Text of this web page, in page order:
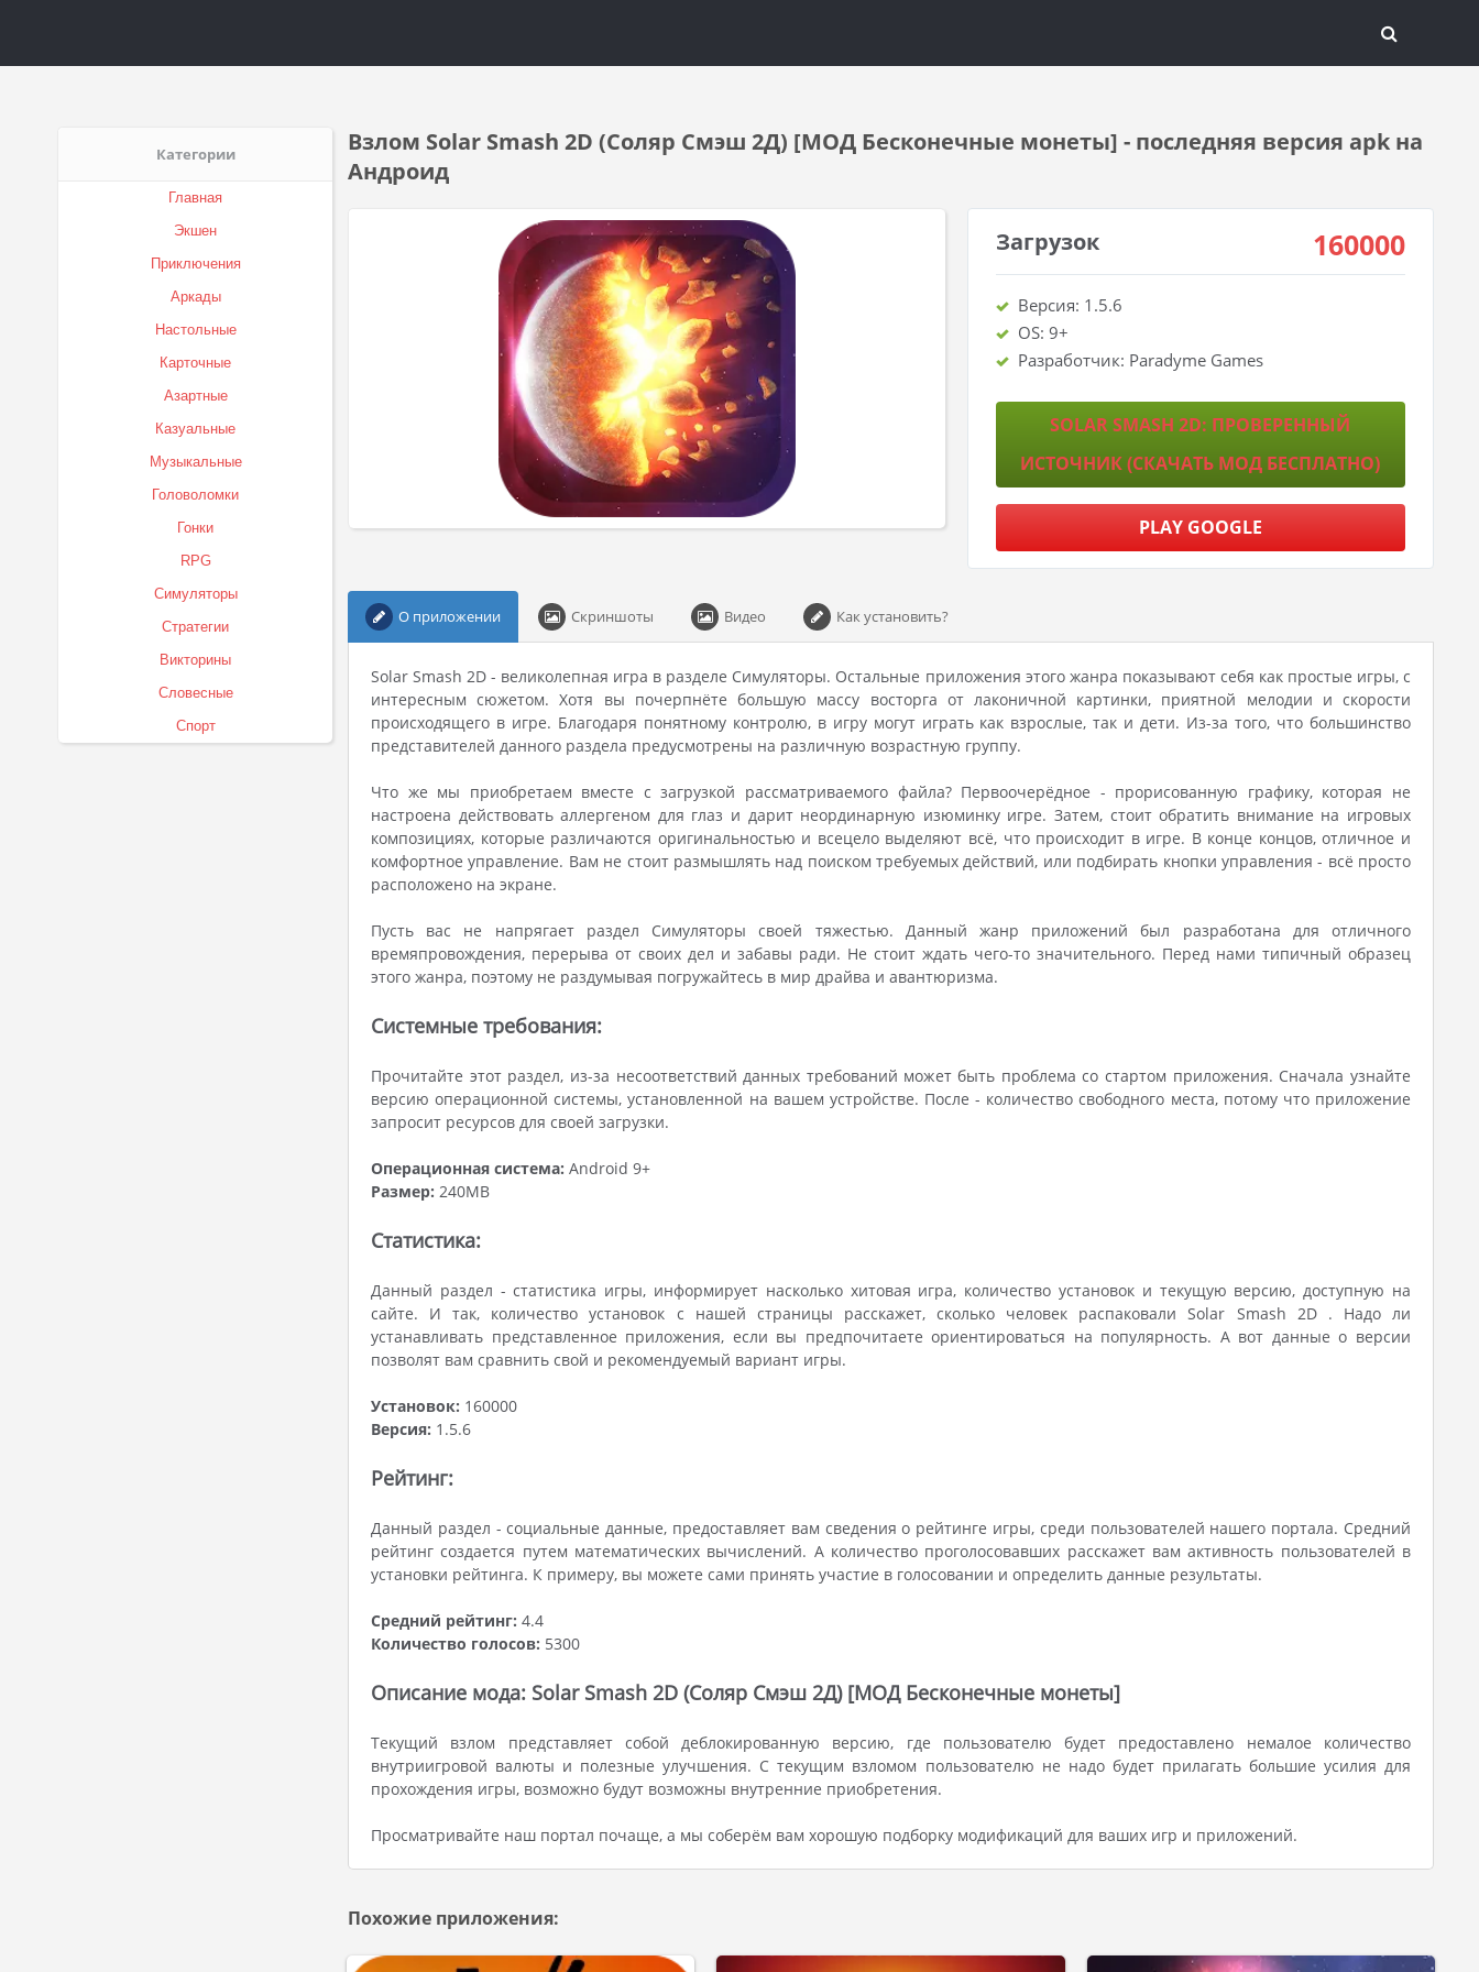
Категории
Главная
Экшен
Приключения
Аркады
Настольные
Карточные
Азартные
Казуальные
Музыкальные
Головоломки
Гонки
RPG
Симуляторы
Стратегии
Викторины
Словесные
Спорт
Взлом Solar Smash 2D (Соляр Смэш 2Д) [МОД Бесконечные монеты] - последняя версия apk на
Андроид
Загрузок 160000
Версия: 1.5.6
OS: 9+
Разработчик: Paradyme Games
SOLAR SMASH 2D: ПРОВЕРЕННЫЙ
ИСТОЧНИК (СКАЧАТЬ МОД БЕСПЛАТНО)
PLAY GOOGLE
О приложении Скриншоты Видео Как установить?
Solar Smash 2D - великолепная игра в разделе Симуляторы. Остальные приложения этого жанра показывают себя как простые игры, с
интересным сюжетом. Хотя вы почерпнёте большую массу восторга от лаконичной картинки, приятной мелодии и скорости
происходящего в игре. Благодаря понятному контролю, в игру могут играть как взрослые, так и дети. Из-за того, что большинство
представителей данного раздела предусмотрены на различную возрастную группу.
Что же мы приобретаем вместе с загрузкой рассматриваемого файла? Первоочерёдное - прорисованную графику, которая не
настроена действовать аллергеном для глаз и дарит неординарную изюминку игре. Затем, стоит обратить внимание на игровых
композициях, которые различаются оригинальностью и всецело выделяют всё, что происходит в игре. В конце концов, отличное и
комфортное управление. Вам не стоит размышлять над поиском требуемых действий, или подбирать кнопки управления - всё просто
расположено на экране.
Пусть вас не напрягает раздел Симуляторы своей тяжестью. Данный жанр приложений был разработана для отличного
времяпровождения, перерыва от своих дел и забавы ради. Не стоит ждать чего-то значительного. Перед нами типичный образец
этого жанра, поэтому не раздумывая погружайтесь в мир драйва и авантюризма.
Системные требования:
Прочитайте этот раздел, из-за несоответствий данных требований может быть проблема со стартом приложения. Сначала узнайте
версию операционной системы, установленной на вашем устройстве. После - количество свободного места, потому что приложение
запросит ресурсов для своей загрузки.
Операционная система: Android 9+
Размер: 240MB
Статистика:
Данный раздел - статистика игры, информирует насколько хитовая игра, количество установок и текущую версию, доступную на
сайте. И так, количество установок с нашей страницы расскажет, сколько человек распаковали Solar Smash 2D . Надо ли
устанавливать представленное приложения, если вы предпочитаете ориентироваться на популярность. А вот данные о версии
позволят вам сравнить свой и рекомендуемый вариант игры.
Установок: 160000
Версия: 1.5.6
Рейтинг:
Данный раздел - социальные данные, предоставляет вам сведения о рейтинге игры, среди пользователей нашего портала. Средний
рейтинг создается путем математических вычислений. А количество проголосовавших расскажет вам активность пользователей в
установки рейтинга. К примеру, вы можете сами принять участие в голосовании и определить данные результаты.
Средний рейтинг: 4.4
Количество голосов: 5300
Описание мода: Solar Smash 2D (Соляр Смэш 2Д) [МОД Бесконечные монеты]
Текущий взлом представляет собой деблокированную версию, где пользователю будет предоставлено немалое количество
внутриигровой валюты и полезные улучшения. С текущим взломом пользователю не надо будет прилагать большие усилия для
прохождения игры, возможно будут возможны внутренние приобретения.
Просматривайте наш портал почаще, а мы соберём вам хорошую подборку модификаций для ваших игр и приложений.
Похожие приложения: